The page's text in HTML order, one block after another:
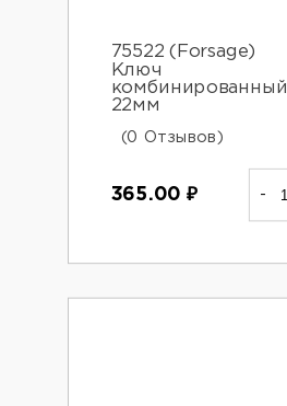
75522 (Forsage)
Ключ
комбинированный
22мм
(0 Отзывов)
365.00 ₽ -